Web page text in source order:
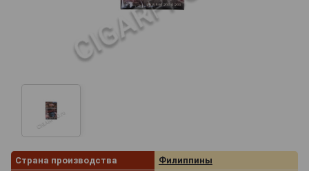
Страна производства
Филиппины